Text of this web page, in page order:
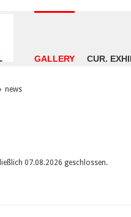
GALLERY CUR.
› news
07.08.2026 geschlossen.